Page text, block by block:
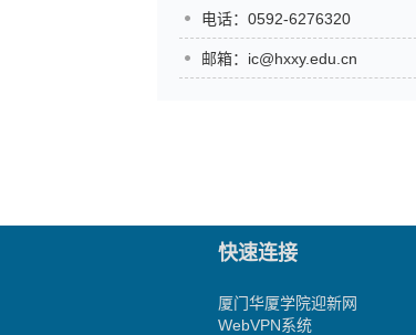
电话：0592-6276320
邮箱：ic@hxxy.edu.cn
快速连接
厦门华厦学院迎新网
WebVPN系统